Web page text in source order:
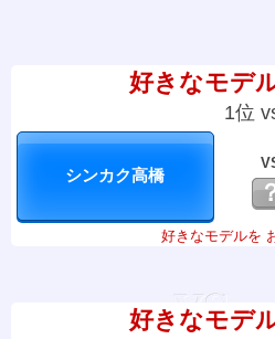
好きなモデ
1位
好きなモデルを
好きなモデ